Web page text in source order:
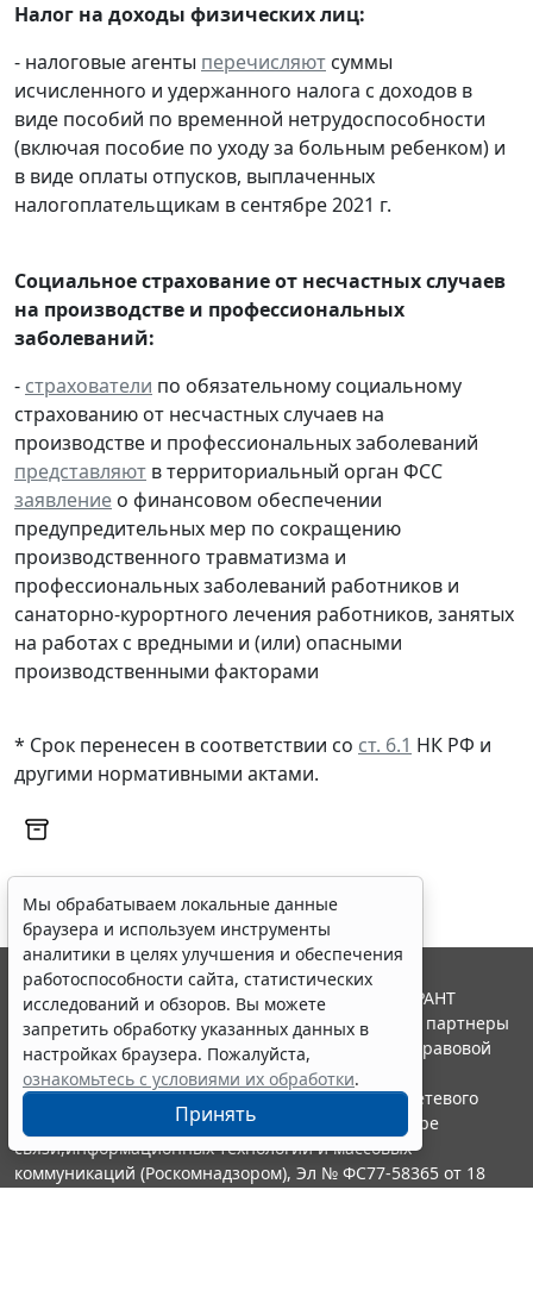
Налог на доходы физических лиц:
- налоговые агенты перечисляют суммы
исчисленного и удержанного налога с доходов в
виде пособий по временной нетрудоспособности
(включая пособие по уходу за больным ребенком) и
в виде оплаты отпусков, выплаченных
налогоплательщикам в сентябре 2021 г.
Социальное страхование от несчастных случаев
на производстве и профессиональных
заболеваний:
- страхователи по обязательному социальному
страхованию от несчастных случаев на
производстве и профессиональных заболеваний
представляют в территориальный орган ФСС
заявление о финансовом обеспечении
предупредительных мер по сокращению
производственного травматизма и
профессиональных заболеваний работников и
санаторно-курортного лечения работников, занятых
на работах с вредными и (или) опасными
производственными факторами
* Срок перенесен в соответствии со ст. 6.1 НК РФ и
другими нормативными актами.
Мы обрабатываем локальные данные
браузера и используем инструменты
аналитики в целях улучшения и обеспечения
работоспособности сайта, статистических
исследований и обзоров. Вы можете
запретить обработку указанных данных в
настройках браузера. Пожалуйста,
ознакомьтесь с условиями их обработки.
Принять
© ООО "НПП "ГАРАНТ-СЕРВИС", 2026. Система ГАРАНТ
выпускается с 1990 года. Компания "Гарант" и ее партнеры
являются участниками Российской ассоциации правовой
информации ГАРАНТ.
Портал ГАРАНТ.РУ зарегистрирован в качестве сетевого
издания Федеральной службой по надзору в сфере
связи,информационных технологий и массовых
коммуникаций (Роскомнадзором), Эл № ФС77-58365 от 18